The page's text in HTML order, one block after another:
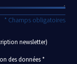
* Champs obligatoires
newsletter)
des données